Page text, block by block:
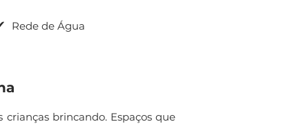
Rede de Água
crianças brincando. Espaços que